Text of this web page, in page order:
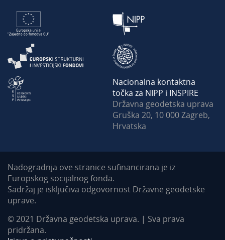
Nacionalna kontaktna
točka za NIPP i INSPIRE
Državna geodetska uprava
Gruška 20, 10 000 Zagreb,
Hrvatska
Nadogradnja ove stranice sufinancirana je iz
Europskog socijalnog fonda.
Sadržaj je isključiva odgovornost Državne geodetske
uprave.
© 2021 Državna geodetska uprava. | Sva prava
pridržana.